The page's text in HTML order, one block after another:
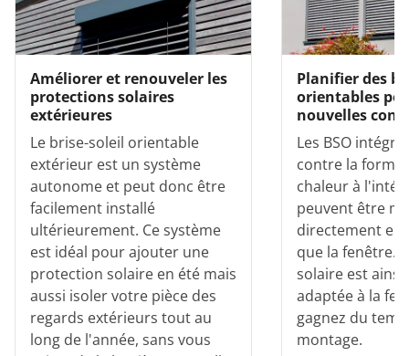
Améliorer et renouveler les
protections solaires
extérieures
Le brise-soleil orientable
extérieur est un système
autonome et peut donc être
facilement installé
ultérieurement. Ce système
est idéal pour ajouter une
protection solaire en été mais
aussi isoler votre pièce des
regards extérieurs tout au
long de l'année, sans vous
Planifier des
orientables
nouvelles
Les BSO
contre la
chaleur à
peuvent être
directement en
que la fenêtre.
solaire est
adaptée à la
gagnez du
montage.